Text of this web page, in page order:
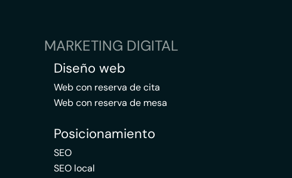
MARKETING DIGITAL
Diseño web
Web con reserva de cita
Web con reserva de mesa
Posicionamiento
SEO
SEO local